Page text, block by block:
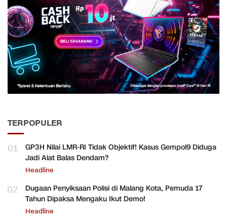
TERPOPULER
01
GP3H Nilai LMR-RI Tidak Objektif! Kasus Gempol9 Diduga
Jadi Alat Balas Dendam?
Headline
02
Dugaan Penyiksaan Polisi di Malang Kota, Pemuda 17
Tahun Dipaksa Mengaku Ikut Demo!
Headline